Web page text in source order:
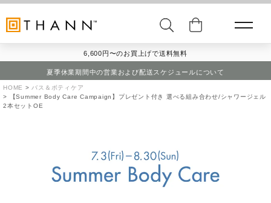
6,600円〜のお買上げで送料無料
夏季休業期間中の営業および配送スケジュールについて
HOME
バス＆ボティケア
【Summer Body Care Campaign】プレゼント付き 選べる組み合わせ/シャワージェル
2本セットOE